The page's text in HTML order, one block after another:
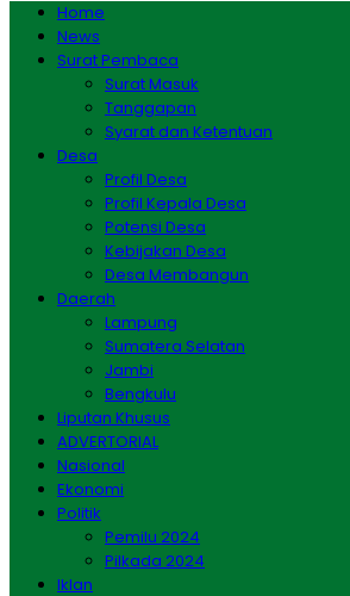
Home
News
Surat Pembaca
Surat Masuk
Tanggapan
Syarat dan Ketentuan
Desa
Profil Desa
Profil Kepala Desa
Potensi Desa
Kebijakan Desa
Desa Membangun
Daerah
Lampung
Sumatera Selatan
Jambi
Bengkulu
Liputan Khusus
ADVERTORIAL
Nasional
Ekonomi
Politik
Pemilu 2024
Pilkada 2024
Iklan